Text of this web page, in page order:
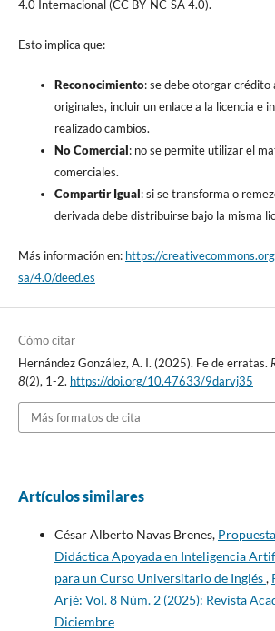
4.0 Internacional (CC BY-NC-SA 4.0).
Esto implica que:
Reconocimiento: se debe otorgar crédito
originales, incluir un enlace a la licencia e
realizado cambios.
No Comercial: no se permite utilizar el
comerciales.
Compartir Igual: si se transforma o
derivada debe distribuirse bajo la misma
Más información en: https://
sa/4.0/deed.es
Cómo citar
Hernández González, A. I. (2025). Fe de erratas.
8(2), 1-2. https://doi.org/10.47633/9darvj35
Más formatos de cita
Artículos similares
César Alberto Navas Brenes,
Didáctica Apoyada en Inteligencia
para un Curso Universitario de Inglés,
Arjé: Vol. 8 Núm. 2 (2025): Revista
Diciembre